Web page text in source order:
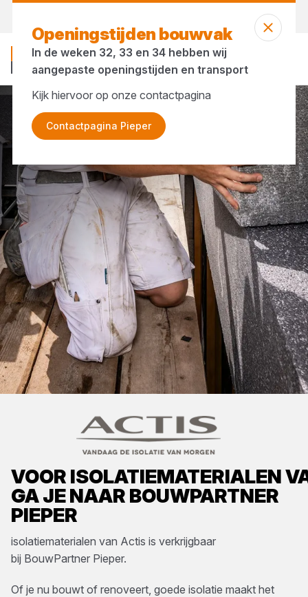
VOOR ISOLATIEMATERIALEN
GA JE NAAR BOUWPARTNER
PIEPER
isolatiematerialen van Actis is verkrijgbaar
bij BouwPartner Pieper.
Of je nu bouwt of renoveert, goede isolatie maakt het
Openingstijden bouwvak
In de weken 32, 33 en 34 hebben wij
aangepaste openingstijden en transport
Kijk hiervoor op onze contactpagina
Contactpagina Pieper